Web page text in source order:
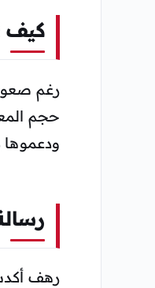
كيف
رغم
حجم
رهف